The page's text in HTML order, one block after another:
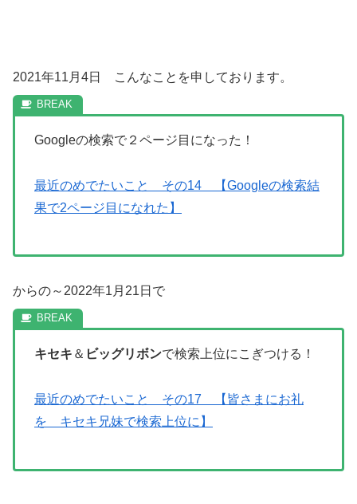
2021年11月4日 こんなことを申しております。
Googleの検索で２ページ目になった！
最近のめでたいこと その14 【Googleの検索結
果で2ページ目になれた】
からの～2022年1月21日で
キセキ ＆ ビッグリボンで検索上位にこぎつける！
最近のめでたいこと その17 【皆さまにお礼
を キセキ兄妹で検索上位に】